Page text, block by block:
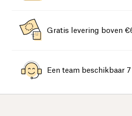
Gratis levering boven
Een team beschikbaar